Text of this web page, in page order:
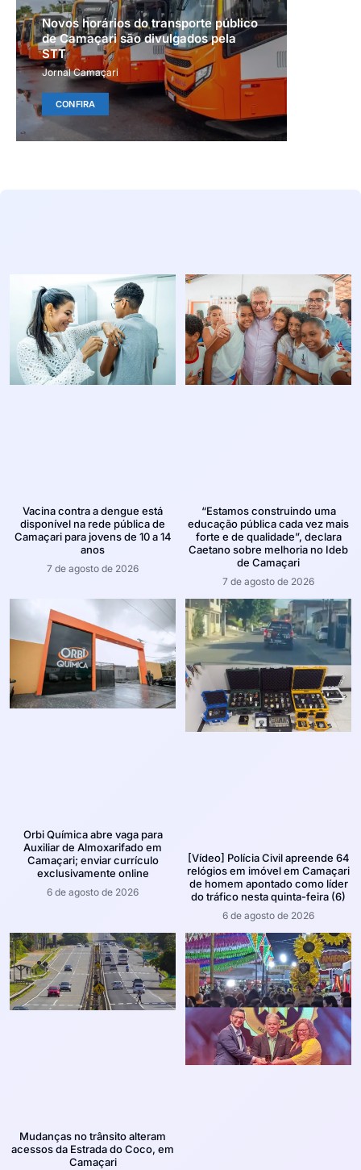
Novos horários do transporte público
de Camaçari são divulgados pela
STT
Jornal Camaçari
CONFIRA
Vacina contra a dengue está
disponível na rede pública de
Camaçari para jovens de 10 a 14
anos
7 de agosto de 2026
“Estamos construindo uma
educação pública cada vez mais
forte e de qualidade”, declara
Caetano sobre melhoria no Ideb
de Camaçari
7 de agosto de 2026
Orbi Química abre vaga para
Auxiliar de Almoxarifado em
Camaçari; enviar currículo
exclusivamente online
6 de agosto de 2026
[Vídeo] Polícia Civil apreende 64
relógios em imóvel em Camaçari
de homem apontado como líder
do tráfico nesta quinta-feira (6)
6 de agosto de 2026
Mudanças no trânsito alteram
acessos da Estrada do Coco, em
Camaçari